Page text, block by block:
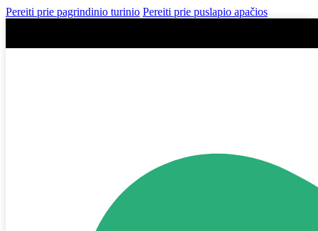
Pereiti prie pagrindinio turinio Pereiti prie puslapio apačios